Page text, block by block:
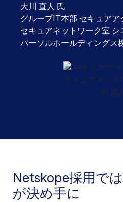
大川 直人 氏
グループIT本部 セキュアア
セキュアネットワーク室 シ
パーソルホールディングス
Netskope採用で
が決め手に